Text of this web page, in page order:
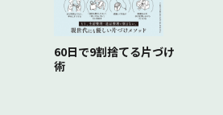
60日で9割捨てる片づけ
術